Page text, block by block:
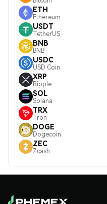
ETH
Ethereum
USDT
TetherUS
BNB
BNB
USDC
USD Coin
XRP
Ripple
SOL
Solana
TRX
Tron
DOGE
Dogecoin
ZEC
Zcash